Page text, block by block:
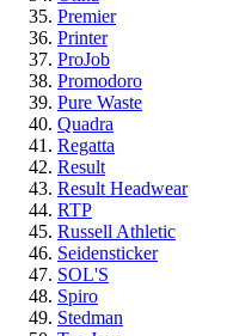
Premier
Printer
ProJob
Promodoro
Pure Waste
Quadra
Regatta
Result
Result Headwear
RTP
Russell Athletic
Seidensticker
SOL'S
Spiro
Stedman